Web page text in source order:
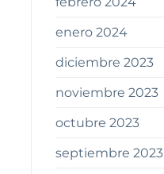
enero 2024
diciembre 2023
noviembre 2023
octubre 2023
septiembre 2023